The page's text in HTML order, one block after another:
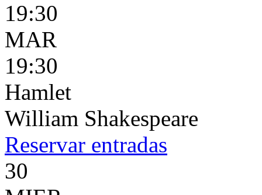
19:30
MAR
19:30
Hamlet
William Shakespeare
Reservar entradas
30